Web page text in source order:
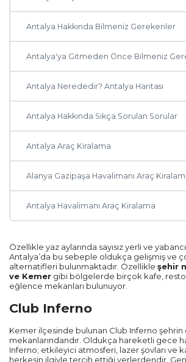
Antalya Hakkında Bilmeniz Gerekenler
Antalya'ya Gitmeden Önce Bilmeniz
Antalya Nerededir? Antalya Haritası
Antalya Hakkında Sıkça Sorulan Sorular
Antalya Araç Kiralama
Alanya Gazipaşa Havalimanı Araç
Antalya Havalimanı Araç Kiralama
Özellikle yaz aylarında sayısız yerli ve
Antalya’da bu sebeple oldukça gelişmiş ve
alternatifleri bulunmaktadır. Özellikle şehir
ve Kemer gibi bölgelerde birçok kafe,
eğlence mekanları bulunuyor.
Club Inferno
Kemer ilçesinde bulunan Club Inferno
mekanlarındandır. Oldukça hareketli gece
Inferno; etkileyici atmosferi, lazer şovları ve
herkesin ilgiyle tercih ettiği yerlerdendir.
Adana
Ankara
Trabzon
Balıkesir
Diyarbakır